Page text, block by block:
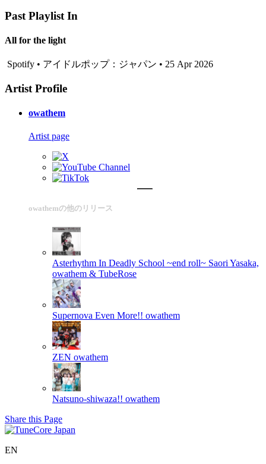
Past Playlist In
All for the light
Spotify • アイドルポップ：ジャパン • 25 Apr 2026
Artist Profile
owathem
Artist page
owathemの他のリリース
Asterhythm In Deadly School ~end roll~ Saori Yasaka,
owathem & TubeRose
Supernova Even More!! owathem
ZEN owathem
Natsuno-shiwaza!! owathem
Share this Page
EN